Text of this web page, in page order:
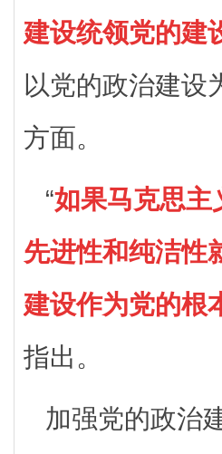
建设统领党的建
以党的政治建设
方面。
“如果马克思主
先进性和纯洁性
建设作为党的根
指出。
加强党的政治